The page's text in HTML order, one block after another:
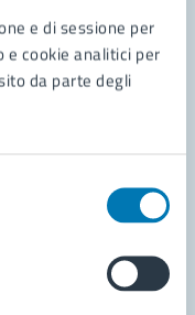
e di sessione per
cookie analitici per
da parte degli